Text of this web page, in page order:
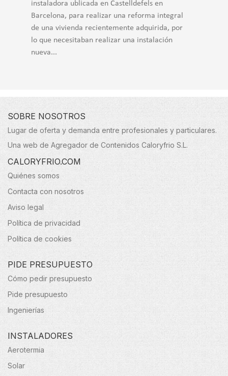
instaladora ublicada en Castelldefels en
Barcelona, para realizar una reforma integral
de una vivienda recientemente adquirida, por
lo que necesitaban realizar una instalación
nueva...
SOBRE NOSOTROS
Lugar de oferta y demanda entre profesionales y particulares.
Una web de Agregador de Contenidos Caloryfrio S.L.
CALORYFRIO.COM
Quiénes somos
Contacta con nosotros
Aviso legal
Política de privacidad
Política de cookies
PIDE PRESUPUESTO
Cómo pedir presupuesto
Pide presupuesto
Ingenierías
INSTALADORES
Aerotermia
Solar